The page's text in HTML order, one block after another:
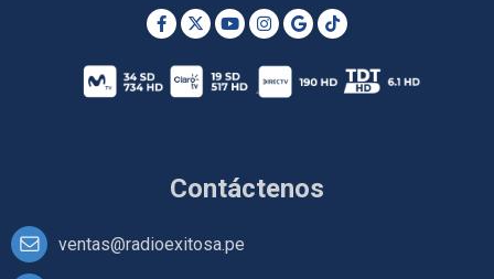
Contáctenos
ventas@radioexitosa.pe